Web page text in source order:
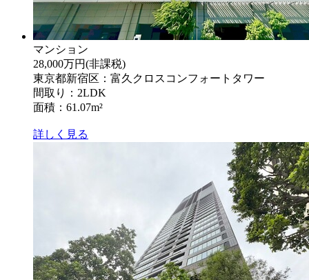
マンション
28,000万円(非課税)
東京都新宿区：富久クロスコンフォートタワー
間取り：2LDK
面積：61.07m²
詳しく見る